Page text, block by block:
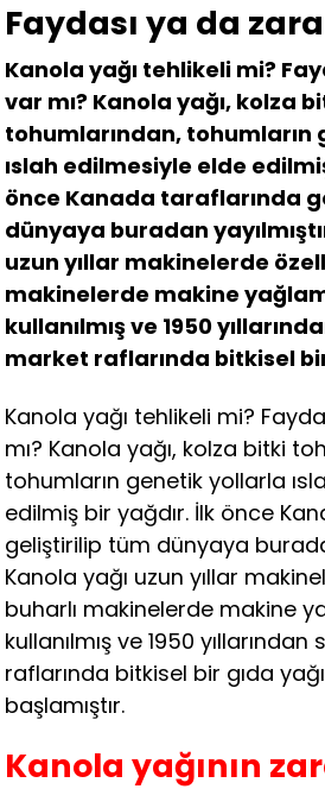
Faydası ya da
Kanola yağı tehlikeli mi?
var mı? Kanola yağı, kolza
tohumlarından,
ıslah edilmesiyle elde
önce Kanada taraflarında
dünyaya buradan
uzun yıllar makinelerde
makinelerde makine
kullanılmış ve 1950
market raflarında bitkisel
Kanola yağı tehlikeli mi?
mı? Kanola yağı, kolza bitki
tohumların genetik yollarla
edilmiş bir yağdır. İlk önce
geliştirilip tüm dünyaya
Kanola yağı uzun yıllar
buharlı makinelerde makine
kullanılmış ve 1950
raflarında bitkisel bir gıda
başlamıştır.
Kanola yağının